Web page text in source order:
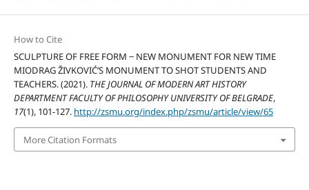
How to Cite
SCULPTURE OF FREE FORM ‒ NEW MONUMENT FOR NEW TIME
MIODRAG ŽIVKOVIĆ’S MONUMENT TO SHOT STUDENTS AND
TEACHERS. (2021). THE JOURNAL OF MODERN ART HISTORY
DEPARTMENT FACULTY OF PHILOSOPHY UNIVERSITY OF BELGRADE,
17(1), 101-127. http://zsmu.org/index.php/zsmu/article/view/65
More Citation Formats